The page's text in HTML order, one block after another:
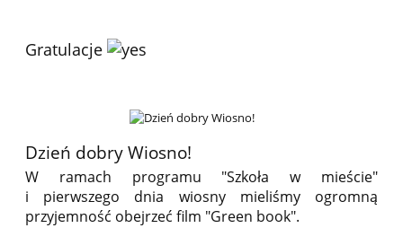
Gratulacje
Dzień dobry Wiosno!
W ramach programu "Szkoła w mieście"
i pierwszego dnia wiosny mieliśmy ogromną
przyjemność obejrzeć film "Green book".